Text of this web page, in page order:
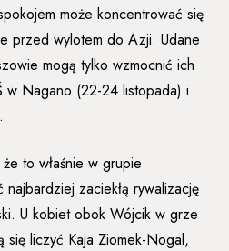
może koncentrować się
przed wylotem do Azji. Udane
mogą tylko wzmocnić ich
Nagano (22-24 listopada) i
to właśnie w grupie
zaciekłą rywalizację
U kobiet obok Wójcik w grze
się liczyć Kaja Ziomek-Nogal,